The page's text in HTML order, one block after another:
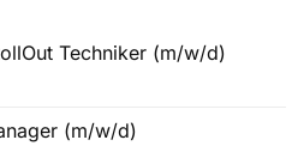
Techniker (m/w/d)
(m/w/d)